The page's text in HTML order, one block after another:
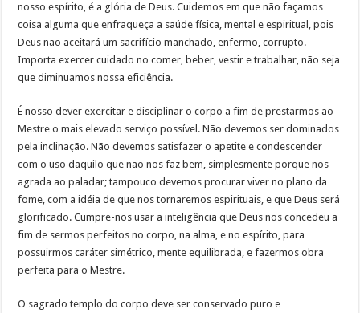
nosso espírito, é a glória de Deus. Cuidemos em que não façamos
coisa alguma que enfraqueça a saúde física, mental e espiritual, pois
Deus não aceitará um sacrifício manchado, enfermo, corrupto.
Importa exercer cuidado no comer, beber, vestir e trabalhar, não seja
que diminuamos nossa eficiência.
É nosso dever exercitar e disciplinar o corpo a fim de prestarmos ao
Mestre o mais elevado serviço possível. Não devemos ser dominados
pela inclinação. Não devemos satisfazer o apetite e condescender
com o uso daquilo que não nos faz bem, simplesmente porque nos
agrada ao paladar; tampouco devemos procurar viver no plano da
fome, com a idéia de que nos tornaremos espirituais, e que Deus será
glorificado. Cumpre-nos usar a inteligência que Deus nos concedeu a
fim de sermos perfeitos no corpo, na alma, e no espírito, para
possuirmos caráter simétrico, mente equilibrada, e fazermos obra
perfeita para o Mestre.
O sagrado templo do corpo deve ser conservado puro e